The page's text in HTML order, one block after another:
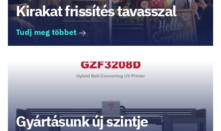
Kirakat frissítés tavasszal
Tudj meg többet
Gyártásunk új szintje